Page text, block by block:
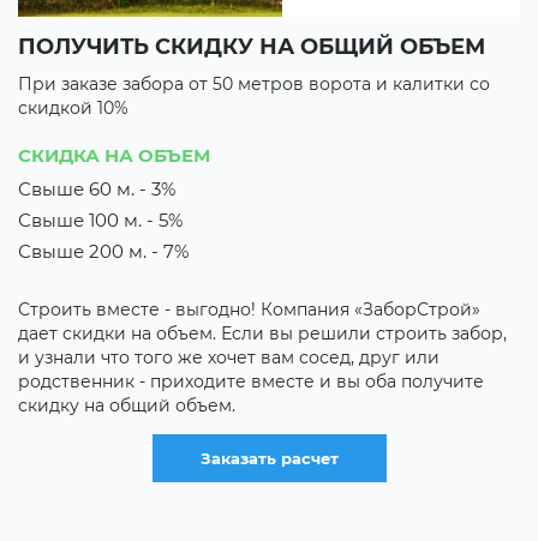
ПОЛУЧИТЬ СКИДКУ НА ОБЩИЙ ОБЪЕМ
При заказе забора от 50 метров ворота и калитки со
скидкой 10%
СКИДКА НА ОБЪЕМ
Свыше 60 м. - 3%
Свыше 100 м. - 5%
Свыше 200 м. - 7%
Строить вместе - выгодно! Компания «ЗаборСтрой»
дает скидки на объем. Если вы решили строить забор,
и узнали что того же хочет вам сосед, друг или
родственник - приходите вместе и вы оба получите
скидку на общий объем.
Заказать расчет